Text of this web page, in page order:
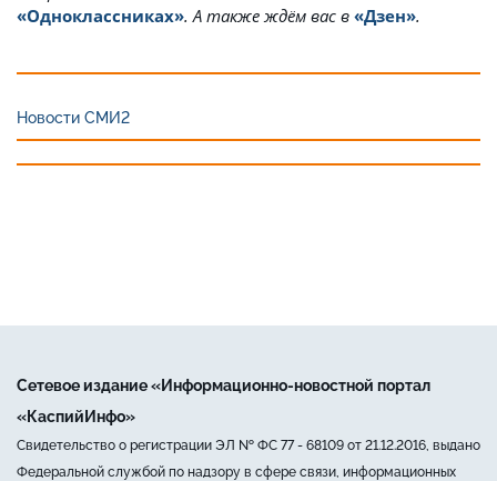
«Одноклассниках». А также ждём вас в «Дзен».
Новости СМИ2
Сетевое издание «Информационно-новостной портал
«КаспийИнфо»
Свидетельство о регистрации ЭЛ № ФС 77 - 68109 от 21.12.2016, выдано
Федеральной службой по надзору в сфере связи, информационных